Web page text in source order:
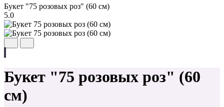
Букет "75 розовых роз" (60 см)
5.0
Букет "75 розовых роз" (60
см)